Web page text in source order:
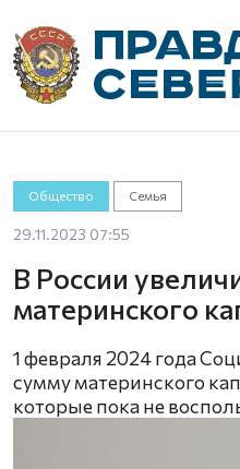
Общество Семья
29.11.2023 07:55
В России
материнского
1 февраля 2024 года
сумму материнского
которые пока не